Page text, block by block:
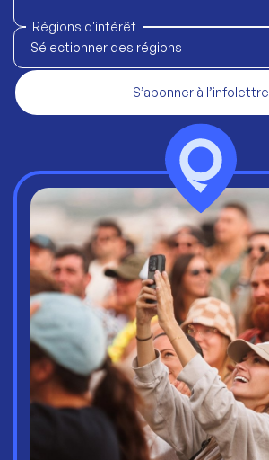
Régions d'intérêt
Sélectionner des régions
S’abonner à l’infolettre